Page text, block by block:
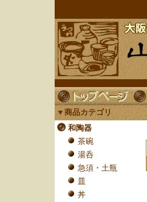
▼商品カテゴリ
和陶器
茶碗
湯呑
急須・土瓶
皿
丼